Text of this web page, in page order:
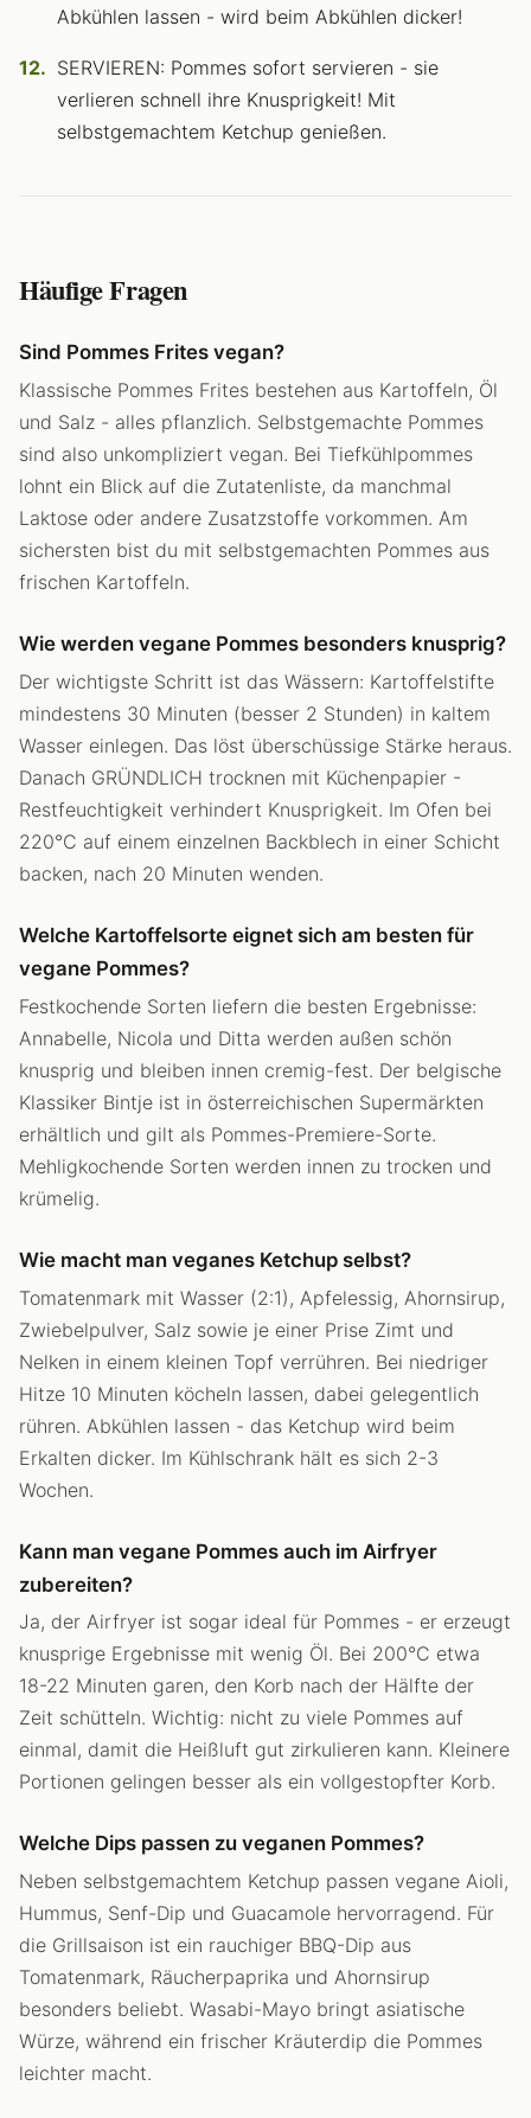
Abkühlen lassen - wird beim Abkühlen dicker!
SERVIEREN: Pommes sofort servieren - sie
verlieren schnell ihre Knusprigkeit! Mit
selbstgemachtem Ketchup genießen.
Häufige Fragen
Sind Pommes Frites vegan?
Klassische Pommes Frites bestehen aus Kartoffeln, Öl
und Salz - alles pflanzlich. Selbstgemachte Pommes
sind also unkompliziert vegan. Bei Tiefkühlpommes
lohnt ein Blick auf die Zutatenliste, da manchmal
Laktose oder andere Zusatzstoffe vorkommen. Am
sichersten bist du mit selbstgemachten Pommes aus
frischen Kartoffeln.
Wie werden vegane Pommes besonders knusprig?
Der wichtigste Schritt ist das Wässern: Kartoffelstifte
mindestens 30 Minuten (besser 2 Stunden) in kaltem
Wasser einlegen. Das löst überschüssige Stärke heraus.
Danach GRÜNDLICH trocknen mit Küchenpapier -
Restfeuchtigkeit verhindert Knusprigkeit. Im Ofen bei
220°C auf einem einzelnen Backblech in einer Schicht
backen, nach 20 Minuten wenden.
Welche Kartoffelsorte eignet sich am besten für
vegane Pommes?
Festkochende Sorten liefern die besten Ergebnisse:
Annabelle, Nicola und Ditta werden außen schön
knusprig und bleiben innen cremig-fest. Der belgische
Klassiker Bintje ist in österreichischen Supermärkten
erhältlich und gilt als Pommes-Premiere-Sorte.
Mehligkochende Sorten werden innen zu trocken und
krümelig.
Wie macht man veganes Ketchup selbst?
Tomatenmark mit Wasser (2:1), Apfelessig, Ahornsirup,
Zwiebelpulver, Salz sowie je einer Prise Zimt und
Nelken in einem kleinen Topf verrühren. Bei niedriger
Hitze 10 Minuten köcheln lassen, dabei gelegentlich
rühren. Abkühlen lassen - das Ketchup wird beim
Erkalten dicker. Im Kühlschrank hält es sich 2-3
Wochen.
Kann man vegane Pommes auch im Airfryer
zubereiten?
Ja, der Airfryer ist sogar ideal für Pommes - er erzeugt
knusprige Ergebnisse mit wenig Öl. Bei 200°C etwa
18-22 Minuten garen, den Korb nach der Hälfte der
Zeit schütteln. Wichtig: nicht zu viele Pommes auf
einmal, damit die Heißluft gut zirkulieren kann. Kleinere
Portionen gelingen besser als ein vollgestopfter Korb.
Welche Dips passen zu veganen Pommes?
Neben selbstgemachtem Ketchup passen vegane Aioli,
Hummus, Senf-Dip und Guacamole hervorragend. Für
die Grillsaison ist ein rauchiger BBQ-Dip aus
Tomatenmark, Räucherpaprika und Ahornsirup
besonders beliebt. Wasabi-Mayo bringt asiatische
Würze, während ein frischer Kräuterdip die Pommes
leichter macht.